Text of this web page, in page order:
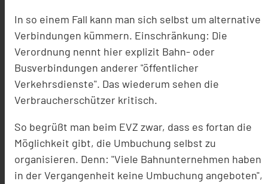
In so einem Fall kann man sich selbst um alternative
Verbindungen kümmern. Einschränkung: Die
Verordnung nennt hier explizit Bahn- oder
Busverbindungen anderer "öffentlicher
Verkehrsdienste". Das wiederum sehen die
Verbraucherschützer kritisch.
So begrüßt man beim EVZ zwar, dass es fortan die
Möglichkeit gibt, die Umbuchung selbst zu
organisieren. Denn: "Viele Bahnunternehmen haben
in der Vergangenheit keine Umbuchung angeboten",